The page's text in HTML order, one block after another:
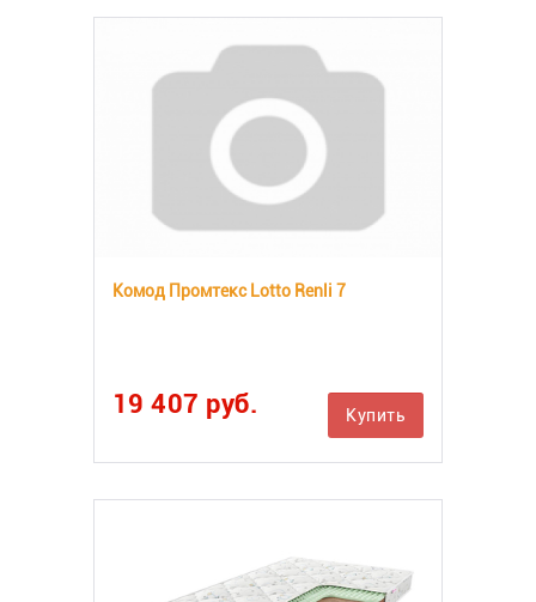
Комод Промтекс Lotto Renli 7
19 407 руб. Купить